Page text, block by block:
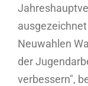
Neuwahlen
der
verbessern",